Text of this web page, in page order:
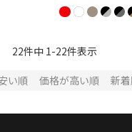
い順 価格が高い順 新
22件中 1-22件表示